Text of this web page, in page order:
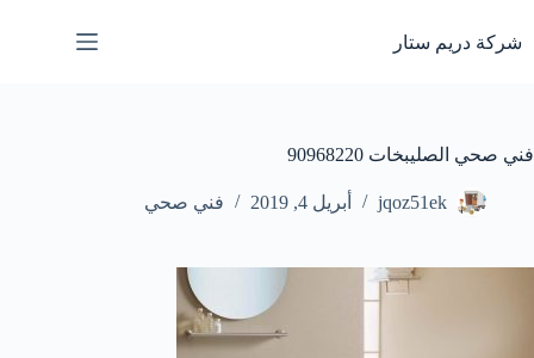
إلى
المحتوى
شركة دريم ستار
فني صحي الصليبخات 90968220
jqoz51ek أبريل 4, 2019 فني صحي